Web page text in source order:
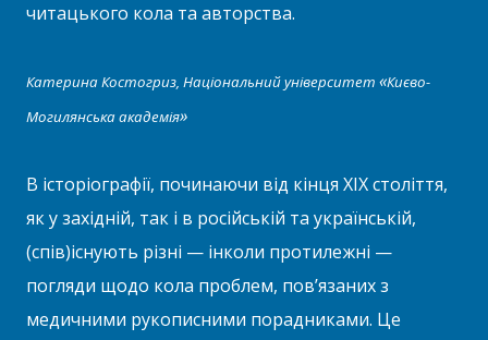
читацького кола та авторства.
Катерина Костогриз, Національний університет «Києво-
Могилянська академія»
В історіографії, починаючи від кінця XIX століття,
як у західній, так і в російській та українській,
(спів)існують різні — інколи протилежні —
погляди щодо кола проблем, пов’язаних з
медичними рукописними порадниками. Це